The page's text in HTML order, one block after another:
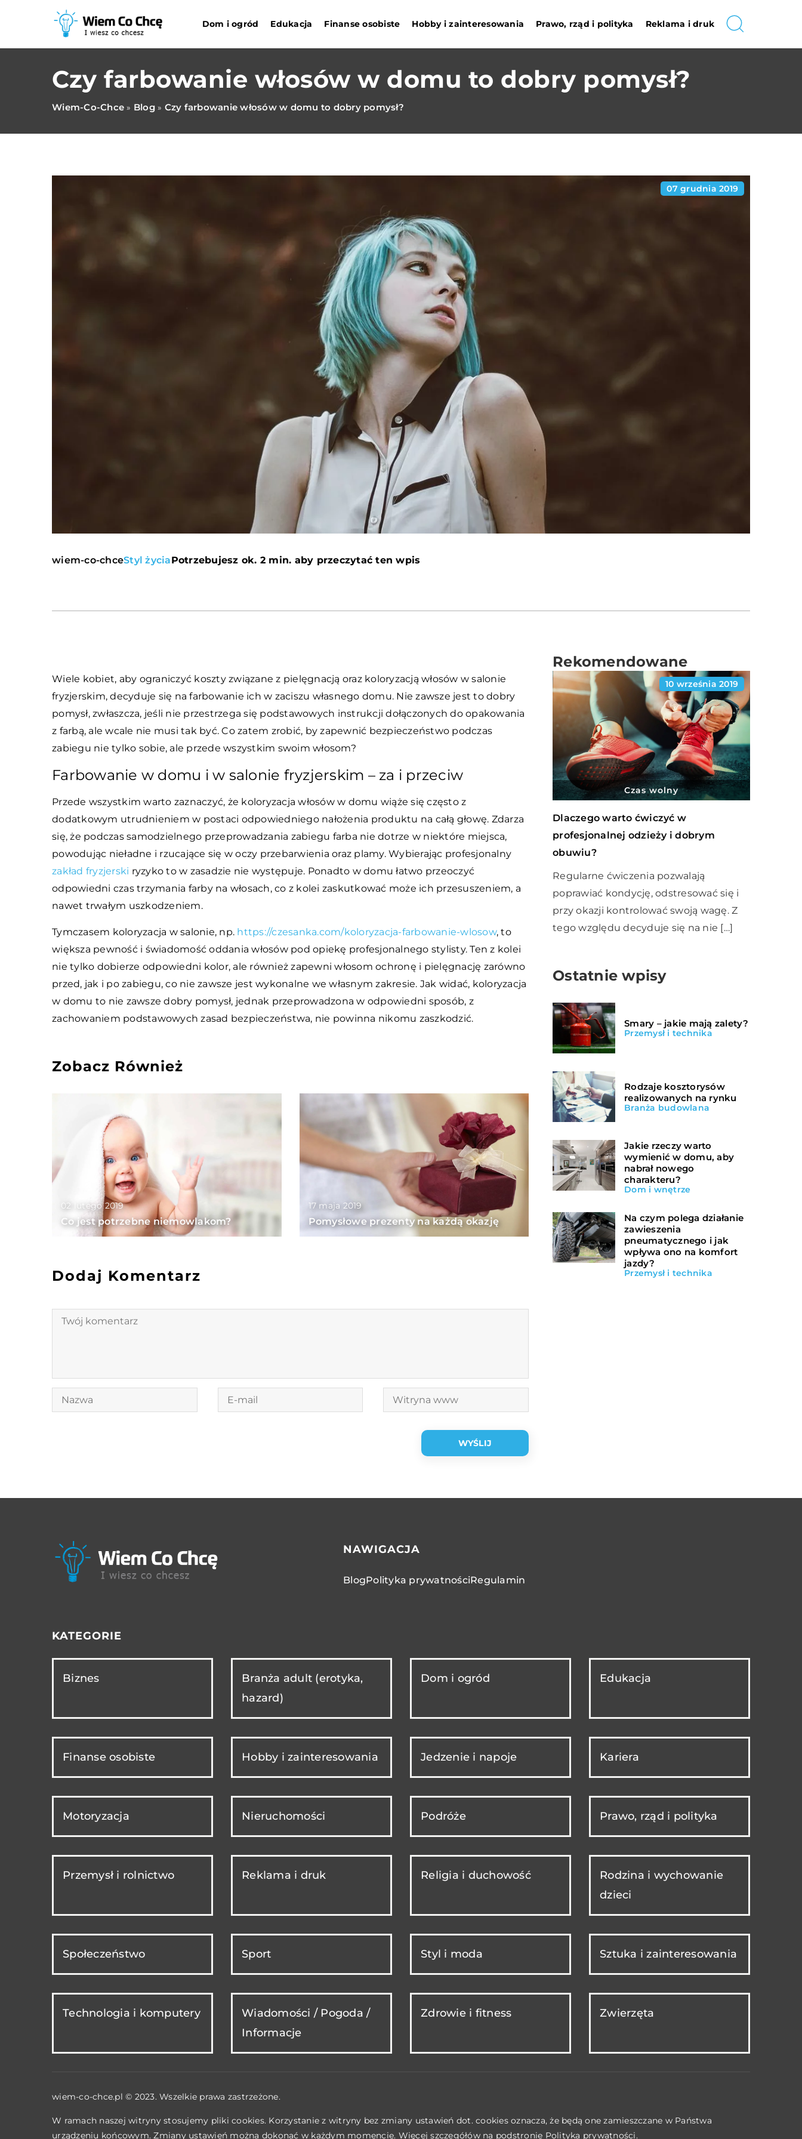
Dom i ogród Edukacja Finanse osobiste Hobby i zainteresowania Prawo, rząd i polityka Reklama i druk
Czy farbowanie włosów w domu to dobry pomysł?
Wiem-Co-Chce » Blog» Czy farbowanie włosów w domu to dobry pomysł?
07 grudnia 2019
wiem-co-chceStyl życiaPotrzebujesz ok. 2 min. aby przeczytać ten wpis
Wiele kobiet, aby ograniczyć koszty związane z pielęgnacją oraz koloryzacją włosów w salonie
fryzjerskim, decyduje się na farbowanie ich w zaciszu własnego domu. Nie zawsze jest to dobry
pomysł, zwłaszcza, jeśli nie przestrzega się podstawowych instrukcji dołączonych do opakowania
z farbą, ale wcale nie musi tak być. Co zatem zrobić, by zapewnić bezpieczeństwo podczas
zabiegu nie tylko sobie, ale przede wszystkim swoim włosom?
Farbowanie w domu i w salonie fryzjerskim – za i przeciw
Przede wszystkim warto zaznaczyć, że koloryzacja włosów w domu wiąże się często z
dodatkowym utrudnieniem w postaci odpowiedniego nałożenia produktu na całą głowę. Zdarza
się, że podczas samodzielnego przeprowadzania zabiegu farba nie dotrze w niektóre miejsca,
powodując nieładne i rzucające się w oczy przebarwienia oraz plamy. Wybierając profesjonalny
zakład fryzjerski ryzyko to w zasadzie nie występuje. Ponadto w domu łatwo przeoczyć
odpowiedni czas trzymania farby na włosach, co z kolei zaskutkować może ich przesuszeniem, a
nawet trwałym uszkodzeniem.
Tymczasem koloryzacja w salonie, np. https://czesanka.com/koloryzacja-farbowanie-wlosow, to
większa pewność i świadomość oddania włosów pod opiekę profesjonalnego stylisty. Ten z kolei
nie tylko dobierze odpowiedni kolor, ale również zapewni włosom ochronę i pielęgnację zarówno
przed, jak i po zabiegu, co nie zawsze jest wykonalne we własnym zakresie. Jak widać, koloryzacja
w domu to nie zawsze dobry pomysł, jednak przeprowadzona w odpowiedni sposób, z
zachowaniem podstawowych zasad bezpieczeństwa, nie powinna nikomu zaszkodzić.
Zobacz Również
02 lutego 2019
Co jest potrzebne niemowlakom?
17 maja 2019
Pomysłowe prezenty na każdą okazję
Dodaj Komentarz
Rekomendowane
10 września 2019
Czas wolny
Dlaczego warto ćwiczyć w
profesjonalnej odzieży i dobrym
obuwiu?
Regularne ćwiczenia pozwalają
poprawiać kondycję, odstresować się i
przy okazji kontrolować swoją wagę. Z
tego względu decyduje się na nie […]
Ostatnie wpisy
Smary – jakie mają zalety?
Przemysł i technika
Rodzaje kosztorysów
realizowanych na rynku
Branża budowlana
Jakie rzeczy warto
wymienić w domu, aby
nabrał nowego
charakteru?
Dom i wnętrze
Na czym polega działanie
zawieszenia
pneumatycznego i jak
wpływa ono na komfort
jazdy?
Przemysł i technika
NAWIGACJA
BlogPolityka prywatnościRegulamin
KATEGORIE
Biznes
Branża adult (erotyka,
hazard)
Dom i ogród Edukacja
Finanse osobiste Hobby i zainteresowania Jedzenie i napoje Kariera
Motoryzacja Nieruchomości Podróże Prawo, rząd i polityka
Przemysł i rolnictwo Reklama i druk Religia i duchowość
Rodzina i wychowanie
dzieci
Społeczeństwo Sport Styl i moda Sztuka i zainteresowania
Technologia i komputery
Wiadomości / Pogoda /
Informacje
Zdrowie i fitness Zwierzęta
wiem-co-chce.pl © 2023. Wszelkie prawa zastrzeżone.
W ramach naszej witryny stosujemy pliki cookies. Korzystanie z witryny bez zmiany ustawień dot. cookies oznacza, że będą one zamieszczane w Państwa
urządzeniu końcowym. Zmiany ustawień można dokonać w każdym momencie. Więcej szczegółów na podstronie Polityka prywatności.